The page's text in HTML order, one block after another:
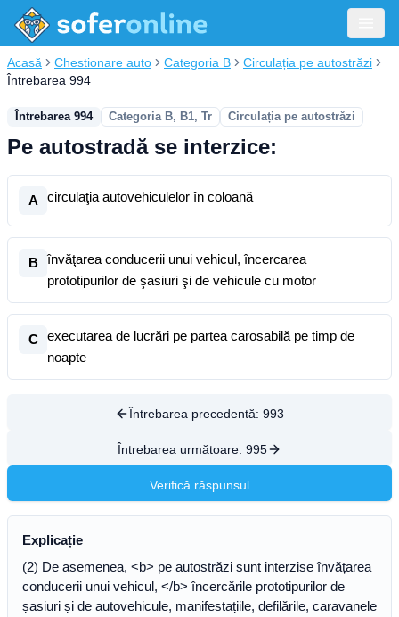
Acasă Chestionare auto Categoria B
Circulația pe autostrăzi
Întrebarea 994
Întrebarea 994 Categoria B, B1, Tr Circulația pe autostrăzi
Pe autostradă se interzice:
A circulaţia autovehiculelor în coloană
B
învăţarea conducerii unui vehicul, încercarea
prototipurilor de şasiuri şi de vehicule cu motor
C
executarea de lucrări pe partea carosabilă pe timp de
noapte
Întrebarea precedentă: 993
Întrebarea următoare: 995
Verifică răspunsul
Explicație
(2) De asemenea, <b> pe autostrăzi sunt interzise învățarea
conducerii unui vehicul, </b> încercările prototipurilor de
șasiuri și de autovehicule, manifestațiile, defilările, caravanele